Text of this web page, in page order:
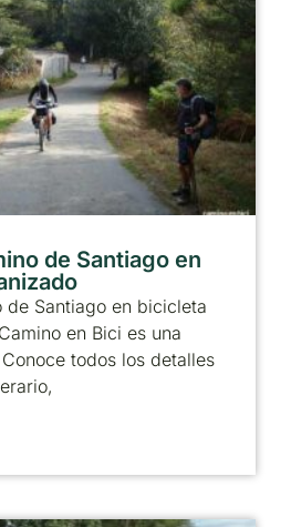
de Santiago en
de Santiago en bicicleta
en Bici es una
todos los detalles